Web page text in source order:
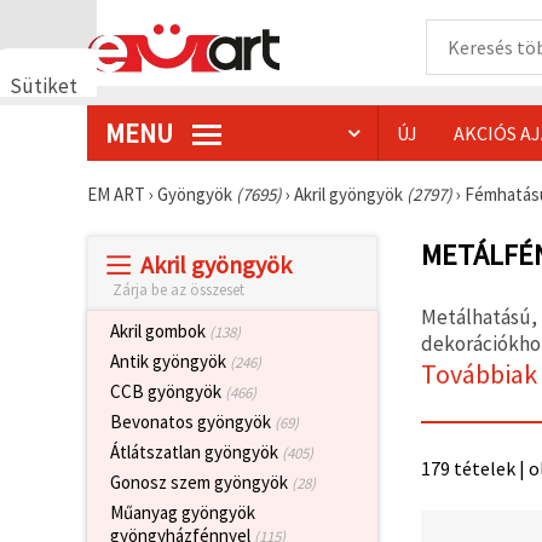
Sütiket
használunk
technológiákat
hozzájárulásával
MENU ÚJ AKCIÓS
EM ART › Gyöngyök (7695)› Akril gyöngyök (2797)›
Akril gyöngyök
Zárja be az összeset
Akril gombok (138)
Antik gyöngyök (246)
CCB gyöngyök (466)
Bevonatos gyöngyök (69)
Átlátszatlan gyöngyök (405)
Gonosz szem gyöngyök (28)
Műanyag gyöngyök
gyöngyházfénnyel (115)
179 tételek |